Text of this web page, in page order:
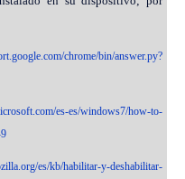
chrome/bin/answer.py?
es-es/windows7/how-to-
es/kb/habilitar-y-deshabilitar-